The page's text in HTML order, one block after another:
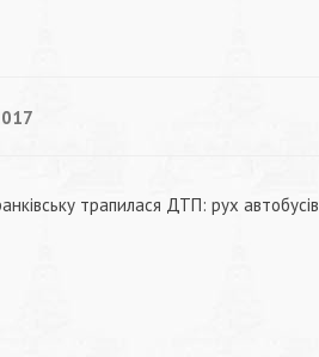
трапилася ДТП: рух автобусів